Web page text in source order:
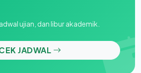
ujian, dan libur akademik.
JADWAL